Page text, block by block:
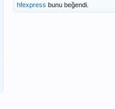
hfexpress bunu beğendi.